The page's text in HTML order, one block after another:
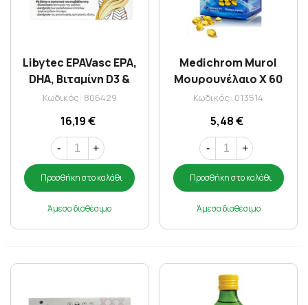
Libytec EPAVasc EPA,
DHA, Βιταμίνη D3 &
Βιταμίνη E X 15
Κωδικός: 806429
16,19 €
- +
Προσθήκη στο καλάθι
Άμεσα διαθέσιμο
Medichrom Murol
Μουρουνέλαιο X 60
Soft gels
Κωδικός: 013514
5,48 €
- +
Προσθήκη στο καλάθι
Άμεσα διαθέσιμο